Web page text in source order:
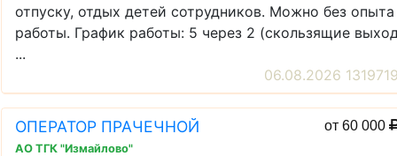
отпуску, отдых детей сотрудников. Можно без опыта
работы. График работы: 5 через 2 (скользящие
...
06.08.2026
ОПЕРАТОР ПРАЧЕЧНОЙ от 60 000
АО ТГК "Измайлово"